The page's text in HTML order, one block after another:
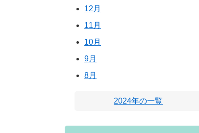
12月
11月
10月
9月
8月
2024年の一覧